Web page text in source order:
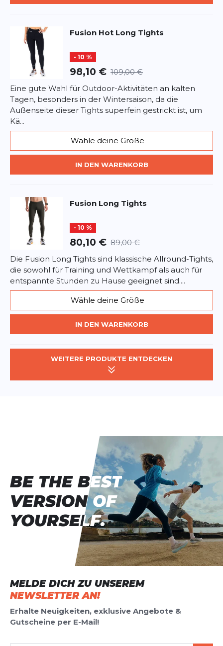
Google.
Fusion Hot Long Tights
- 10 %
98,10 € 109,00 €
Eine gute Wahl für Outdoor-Aktivitäten an kalten
Tagen, besonders in der Wintersaison, da die
Außenseite dieser Tights superfein gestrickt ist, um
Kä...
Wähle deine Größe
IN DEN WARENKORB
Fusion Long Tights
- 10 %
80,10 € 89,00 €
Die Fusion Long Tights sind klassische Allround-Tights,
die sowohl für Training und Wettkampf als auch für
entspannte Stunden zu Hause geeignet sind....
Wähle deine Größe
IN DEN WARENKORB
WEITERE PRODUKTE ENTDECKEN
MELDE DICH ZU UNSEREM
NEWSLETTER AN!
Erhalte Neuigkeiten, exklusive Angebote &
Gutscheine per E-Mail!
BE THE BEST
VERSION OF
YOURSELF.
BE THE BEST
VERSION OF
YOURSELF.